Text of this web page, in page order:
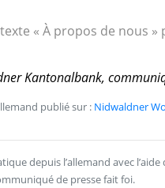
« À propos de nous
Kantonalbank,
publié sur : Nidwaldner
depuis l’allemand avec
de presse fait foi.